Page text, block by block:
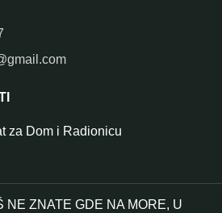
za Dom i Radionicu
NE ZNATE GDE NA MORE, U